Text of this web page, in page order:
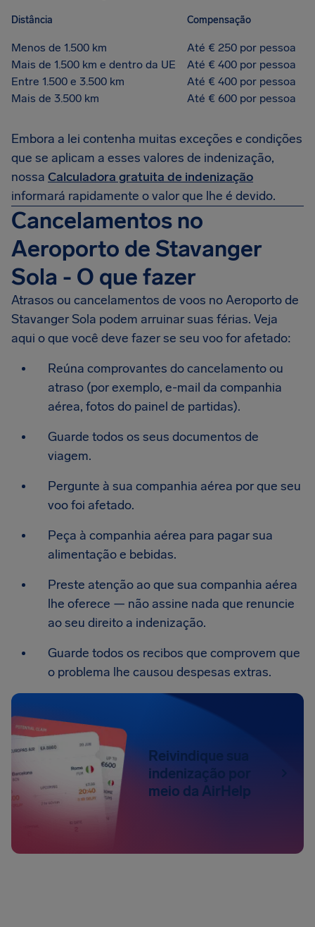
Distância Compensação
Menos de 1.500 km
Até € 250 por pessoa
Mais de 1.500 km e dentro da UE
Até € 400 por pessoa
Entre 1.500 e 3.500 km
Até € 400 por pessoa
Mais de 3.500 km
Até € 600 por pessoa
Embora a lei contenha muitas exceções e condições
que se aplicam a esses valores de indenização,
nossa Calculadora gratuita de indenização
informará rapidamente o valor que lhe é devido.
Cancelamentos no
Aeroporto de Stavanger
Sola - O que fazer
Atrasos ou cancelamentos de voos no Aeroporto de
Stavanger Sola podem arruinar suas férias. Veja
aqui o que você deve fazer se seu voo for afetado:
Reúna comprovantes do cancelamento ou
atraso (por exemplo, e-mail da companhia
aérea, fotos do painel de partidas).
Guarde todos os seus documentos de
viagem.
Pergunte à sua companhia aérea por que seu
voo foi afetado.
Peça à companhia aérea para pagar sua
alimentação e bebidas.
Preste atenção ao que sua companhia aérea
lhe oferece — não assine nada que renuncie
ao seu direito a indenização.
Guarde todos os recibos que comprovem que
o problema lhe causou despesas extras.
Reivindique sua
indenização por
meio da AirHelp